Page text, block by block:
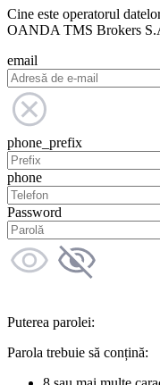
Cine este operatorul
OANDA TMS Brokers
email
phone_prefix
phone
Password
Puterea parolei:
Parola trebuie să conțină: